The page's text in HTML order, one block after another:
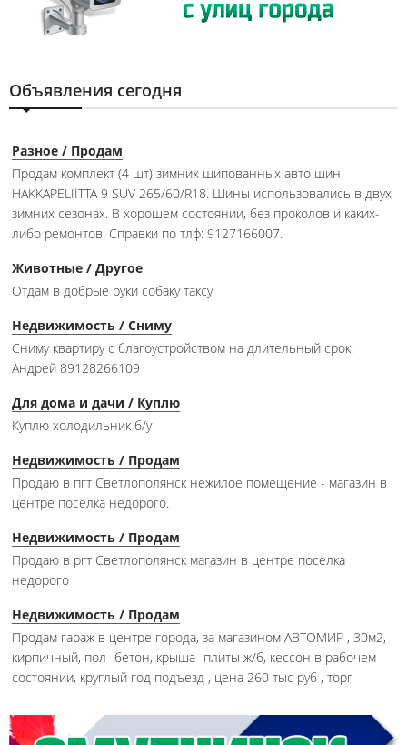
Объявления сегодня
Разное / Продам
Продам комплект (4 шт) зимних шипованных авто шин
HAKKAPELIITTA 9 SUV 265/60/R18. Шины использовались в двух
зимних сезонах. В хорошем состоянии, без проколов и каких-
либо ремонтов. Справки по тлф: 9127166007.
Животные / Другое
Отдам в добрые руки собаку таксу
Недвижимость / Сниму
Сниму квартиру с благоустройством на длительный срок.
Андрей 89128266109
Для дома и дачи / Куплю
Куплю холодильник б/у
Недвижимость / Продам
Продаю в пгт Светлополянск нежилое помещение - магазин в
центре поселка недорого.
Недвижимость / Продам
Продаю в ргт Светлополянск магазин в центре поселка
недорого
Недвижимость / Продам
Продам гараж в центре города, за магазином АВТОМИР , 30м2,
кирпичный, пол- бетон, крыша- плиты ж/б, кессон в рабочем
состоянии, круглый год подъезд , цена 260 тыс руб , торг